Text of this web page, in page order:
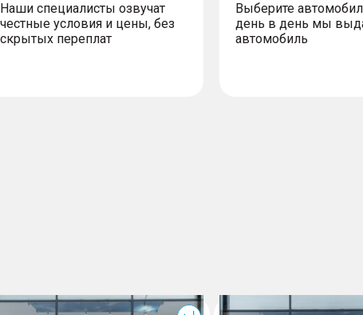
Наши специалисты озвучат
честные условия и цены, без
скрытых переплат
Выберите
день в день мы
автомобиль